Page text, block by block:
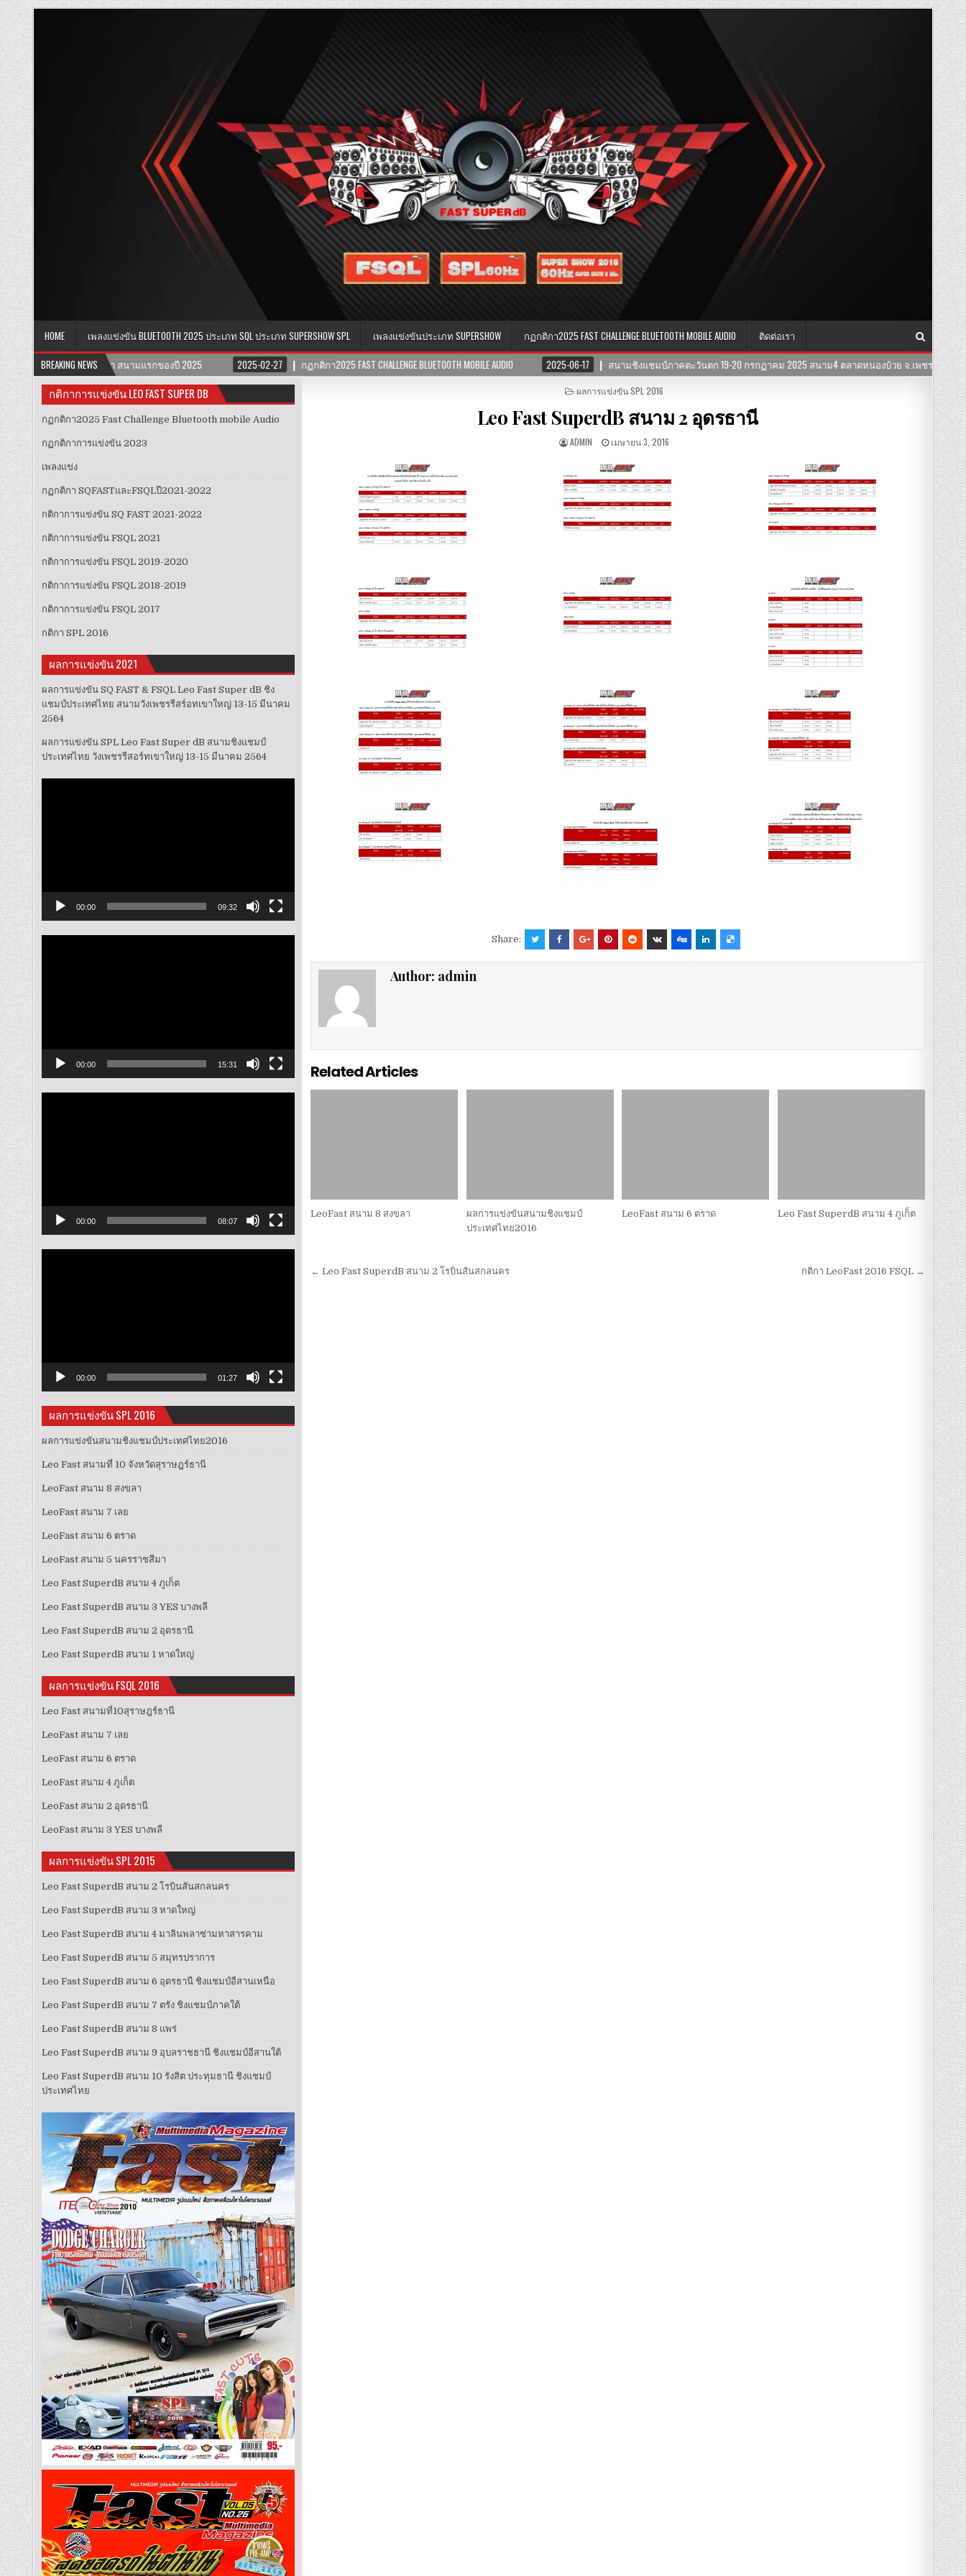
HOME เพลงแข่งขัน BLUETOOTH 2025 ประเภท SQL ประเภท SUPERSHOW SPL เพลงแข่งขันประเภท SUPERSHOW กฏกติกา2025 FAST CHALLENGE BLUETOOTH MOBILE AUDIO
ติดต่อเรา
BREAKING NEWS
ธยา สนามแรกของปี 2025 2025-02-27 กฏกติกา2025 FAST CHALLENGE BLUETOOTH MOBILE AUDIO 2025-06-17 สนามชิงแชมป์ภาคตะวันตก 19-20 กรกฏาคม 2025 สนาม4 ตลาดหนองบ้วย จ.เพชรบุรี 2025-05-20 สิน
POSTED
ผลการแข่งขัน SPL 2016
Leo Fast SuperdB สนาม 2 อุดรธานี
ADMIN เมษายน 3, 2016
Share:
Author: admin
Related Articles
LeoFast สนาม 8 สงขลา
ผลการแข่งขันสนามชิงแชมป์
ประเทศไทย2016
LeoFast สนาม 6 ตราด Leo Fast SuperdB สนาม 4 ภูเก็ต
แนะแนว
← Leo Fast SuperdB สนาม 2 โรบินสันสกลนคร กติกา LeoFast 2016 FSQL →
กติกาการแข่งขัน LEO FAST SUPER DB
กฏกติกา2025 Fast Challenge Bluetooth mobile Audio
กฏกติกาการแข่งขัน 2023
เพลงแข่ง
กฏ​กติกา​ SQFAST​และFSQLปี2021-2022​
กติกาการแข่งขัน SQ FAST 2021-2022
กติกาการแข่งขัน FSQL 2021
กติกาการแข่งขัน FSQL 2019-2020
กติกาการแข่งขัน FSQL 2018-2019
กติกาการแข่งขัน FSQL 2017
กติกา SPL 2016
ผลการแข่งขัน 2021
ผลการแข่งขัน SQ FAST & FSQL Leo Fast Super dB ชิง
แชมป์ประเทศไทย สนามวังเพชรรีสร์อทเขาใหญ่ 13-15 มีนาคม
2564
ผลการแข่งขัน SPL Leo Fast Super dB สนามชิงแชมป์
ประเทศไทย วังเพชรรีสอร์ทเขาใหญ่ 13-15 มีนาคม 2564
00:00 09:32
00:00 15:31
00:00 08:07
00:00 01:27
ผลการแข่งขัน SPL 2016
ผลการแข่งขันสนามชิงแชมป์ประเทศไทย2016
Leo Fast สนามที่ 10 จังหวัดสุราษฎร์ธานี
LeoFast สนาม 8 สงขลา
LeoFast สนาม 7 เลย
LeoFast สนาม 6 ตราด
LeoFast สนาม 5 นครราชสีมา
Leo Fast SuperdB สนาม 4 ภูเก็ต
Leo Fast SuperdB สนาม 3 YES บางพลี
Leo Fast SuperdB สนาม 2 อุดรธานี
Leo Fast SuperdB สนาม 1 หาดใหญ่
ผลการแข่งขัน FSQL 2016
Leo Fast สนามที่10สุราษฎร์ธานี
LeoFast สนาม 7 เลย
LeoFast สนาม 6 ตราด
LeoFast สนาม 4 ภูเก็ต
LeoFast สนาม 2 อุดรธานี
LeoFast สนาม 3 YES บางพลี
ผลการแข่งขัน SPL 2015
Leo Fast SuperdB สนาม 2 โรบินสันสกลนคร
Leo Fast SuperdB สนาม 3 หาดใหญ่
Leo Fast SuperdB สนาม 4 มาลินพลาซ่ามหาสารคาม
Leo Fast SuperdB สนาม 5 สมุทรปราการ
Leo Fast SuperdB สนาม 6 อุดรธานี ชิงแชมป์อีสานเหนือ
Leo Fast SuperdB สนาม 7 ตรัง ชิงแชมป์ภาคใต้
Leo Fast SuperdB สนาม 8 แพร่
Leo Fast SuperdB สนาม 9 อุบลราชธานี ชิงแชมป์อีสานใต้
Leo Fast SuperdB สนาม 10 รังสิต ประทุมธานี ชิงแชมป์
ประเทศไทย